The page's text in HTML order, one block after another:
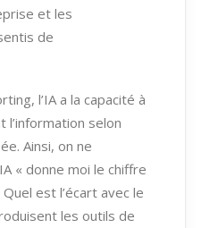
et les
de
l’IA a la capacité à
selon
Ainsi, on ne
« donne moi le chiffre
est l’écart avec le
les outils de